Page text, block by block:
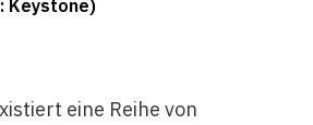
Keystone)
eine Reihe von